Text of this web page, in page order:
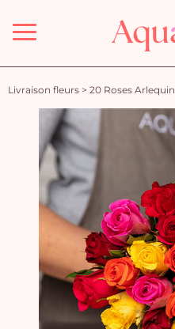
Menu
Livraison fleurs > 20 Roses Arlequin